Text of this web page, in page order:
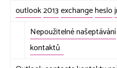
outlook2013exchangeheslo
Nepoužitelné našeptávání
kontaktů